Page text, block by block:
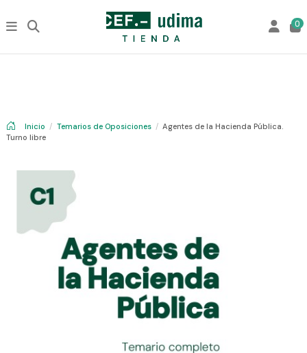
0
Inicio Temarios de Oposiciones
Agentes de la Hacienda Pública.
Turno libre